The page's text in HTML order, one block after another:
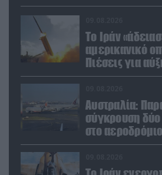
Το Ιράν
αμερικανικό
Πιέσεις για
Patriot και
Αυστραλία:
σύγκρουση
στο
Ένας